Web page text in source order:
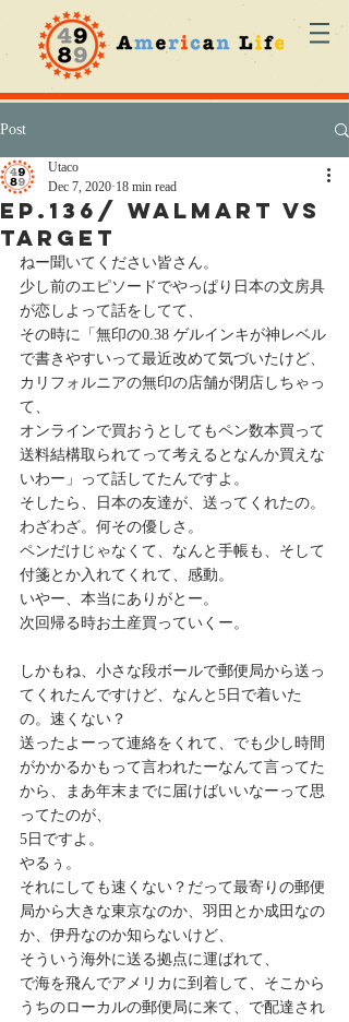
Post
ep.136/ Walmart vs
Target
Utaco
Dec 7, 2020 18 min read
ねー聞いてください皆さん。
少し前のエピソードでやっぱり日本の文房具
が恋しよって話をしてて、
その時に「無印の0.38 ゲルインキが神レベル
で書きやすいって最近改めて気づいたけど、
カリフォルニアの無印の店舗が閉店しちゃっ
て、
オンラインで買おうとしてもペン数本買って
送料結構取られてって考えるとなんか買えな
いわー」って話してたんですよ。
そしたら、日本の友達が、送ってくれたの。
わざわざ。何その優しさ。
ペンだけじゃなくて、なんと手帳も、そして
付箋とか入れてくれて、感動。
いやー、本当にありがとー。
次回帰る時お土産買っていくー。
しかもね、小さな段ボールで郵便局から送っ
てくれたんですけど、なんと5日で着いた
の。速くない？
送ったよーって連絡をくれて、でも少し時間
がかかるかもって言われたーなんて言ってた
から、まあ年末までに届けばいいなーって思
ってたのが、
5日ですよ。
やるぅ。
それにしても速くない？だって最寄りの郵便
局から大きな東京なのか、羽田とか成田なの
か、伊丹なのか知らないけど、
そういう海外に送る拠点に運ばれて、
で海を飛んでアメリカに到着して、そこから
うちのローカルの郵便局に来て、で配達され